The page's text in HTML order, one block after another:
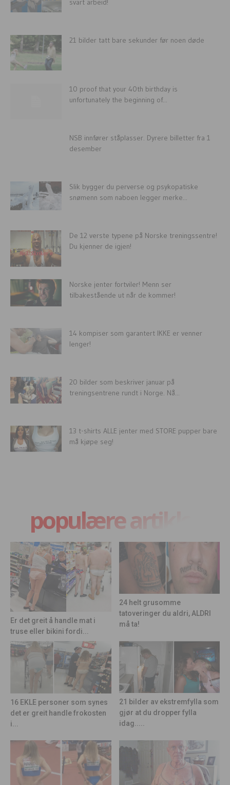
svart arbeid!
21 bilder tatt bare sekunder før noen døde
10 proof that your 40th birthday is
unfortunately the beginning of...
NSB innfører ståplasser. Dyrere billetter fra 1
desember
Slik bygger du perverse og psykopatiske
snømenn som naboen legger merke...
De 12 verste typene på Norske treningssentre!
Du kjenner de igjen!
Norske jenter fortviler! Menn ser
tilbakestående ut når de kommer!
14 kompiser som garantert IKKE er venner
lenger!
20 bilder som beskriver januar på
treningsentrene rundt i Norge. Nå...
13 t-shirts ALLE jenter med STORE pupper bare
må kjøpe seg!
populære artikler
Er det greit å handle mat i
truse eller bikini fordi...
24 helt grusomme
tatoveringer du aldri, ALDRI
må ta!
16 EKLE personer som synes
det er greit handle frokosten
i...
21 bilder av ekstremfylla som
gjør at du dropper fylla
idag.....